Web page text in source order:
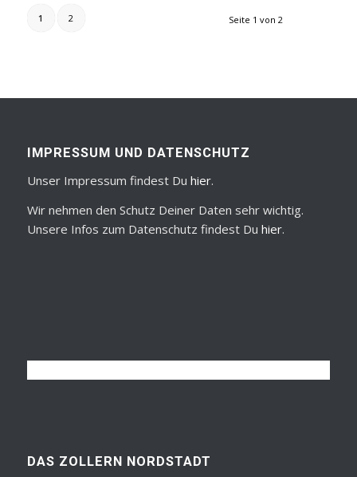
Seite 1 von 2
1 2
IMPRESSUM UND DATENSCHUTZ
Unser Impressum findest Du hier.
Wir nehmen den Schutz Deiner Daten sehr wichtig.
Unsere Infos zum Datenschutz findest Du hier.
DAS ZOLLERN NORDSTADT